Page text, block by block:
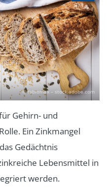
© fabiomax – stock.adobe.com
Gehirn- und
Ein Zinkmangel
Gedächtnis
Lebensmittel in
werden.